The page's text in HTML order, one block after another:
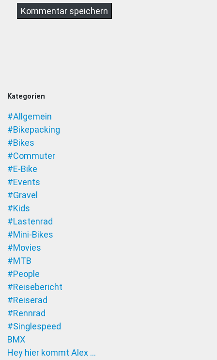
Kategorien
#Allgemein
#Bikepacking
#Bikes
#Commuter
#E-Bike
#Events
#Gravel
#Kids
#Lastenrad
#Mini-Bikes
#Movies
#MTB
#People
#Reisebericht
#Reiserad
#Rennrad
#Singlespeed
BMX
Hey hier kommt Alex …